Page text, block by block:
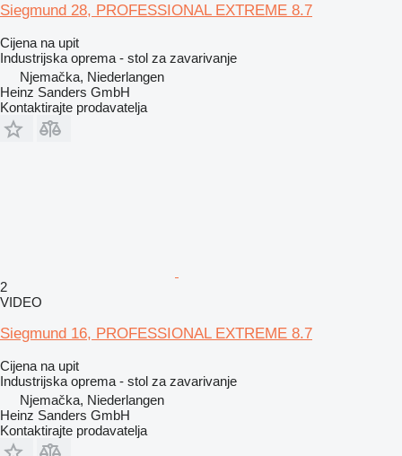
Siegmund 28, PROFESSIONAL EXTREME 8.7
Cijena na upit
Industrijska oprema - stol za zavarivanje
Njemačka, Niederlangen
Heinz Sanders GmbH
Kontaktirajte prodavatelja
2
VIDEO
Siegmund 16, PROFESSIONAL EXTREME 8.7
Cijena na upit
Industrijska oprema - stol za zavarivanje
Njemačka, Niederlangen
Heinz Sanders GmbH
Kontaktirajte prodavatelja